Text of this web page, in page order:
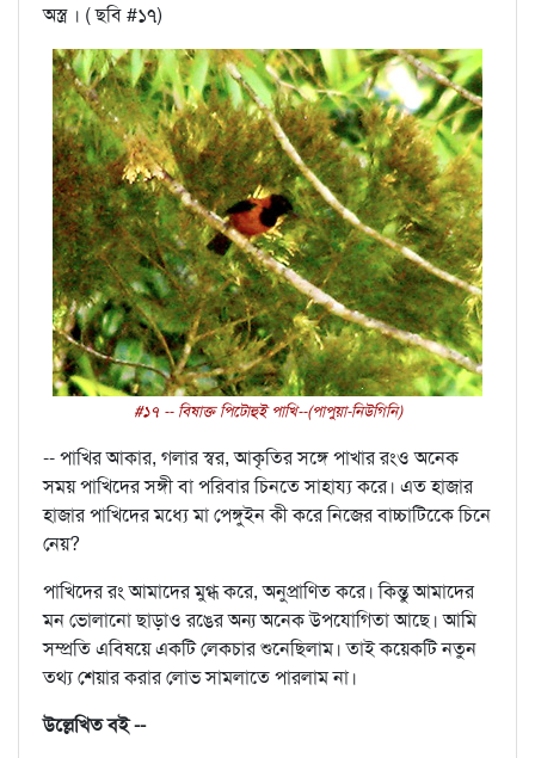
অস্ত্র । ( ছবি #১৭)
#১৭ -- বিষাক্ত পিটোহুই পাখি--(পাপুয়া-নিউগিনি)
-- পাখির আকার, গলার স্বর, আকৃতির সঙ্গে পাখার রংও অনেক
সময় পাখিদের সঙ্গী বা পরিবার চিনতে সাহায্য করে। এত হাজার
হাজার পাখিদের মধ্যে মা পেঙ্গুইন কী করে নিজের বাচ্চাটিকেে চিনে
নেয়?
পাখিদের রং আমাদের মুগ্ধ করে, অনুপ্রাণিত করে। কিন্তু আমাদের
মন ভোলানো ছাড়াও রঙের অন্য অনেক উপযোগিতা আছে। আমি
সম্প্রতি এবিষয়ে একটি লেকচার শুনেছিলাম। তাই কয়েকটি নতুন
তথ্য শেয়ার করার লোভ সামলাতে পারলাম না।
উল্লেখিত বই --